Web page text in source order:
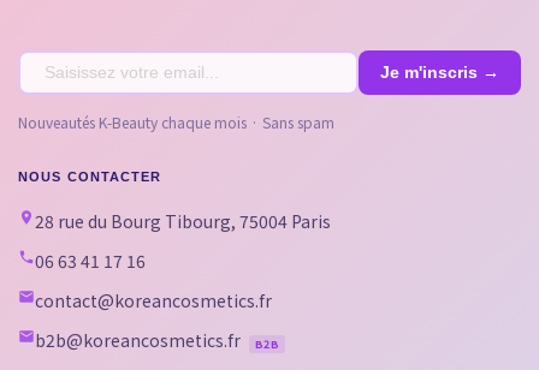
Nouveautés K-Beauty chaque mois · Sans spam
NOUS CONTACTER
28 rue du Bourg Tibourg, 75004 Paris
06 63 41 17 16
contact@koreancosmetics.fr
b2b@koreancosmetics.fr
B2B